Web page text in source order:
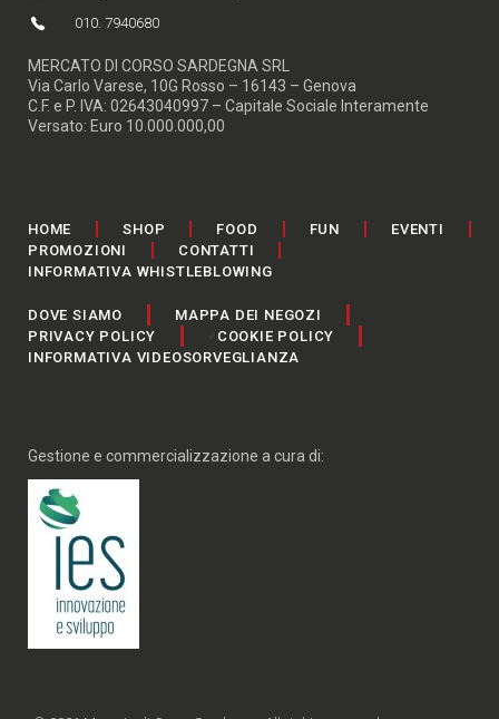
010. 7940680
MERCATO DI CORSO SARDEGNA SRL
Via Carlo Varese, 10G Rosso – 16143 – Genova
C.F. e P. IVA: 02643040997 – Capitale Sociale Interamente
Versato: Euro 10.000.000,00
HOME SHOP FOOD FUN
EVENTI
PROMOZIONI
CONTATTI
INFORMATIVA WHISTLEBLOWING
DOVE SIAMO
MAPPA DEI NEGOZI
PRIVACY POLICY
COOKIE POLICY
INFORMATIVA VIDEOSORVEGLIANZA
Gestione e commercializzazione a cura di: